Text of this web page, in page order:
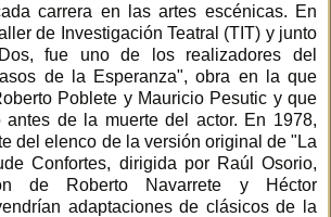
carrera en las artes escénicas. En
de Investigación Teatral (TIT) y junto
fue uno de los realizadores del
de la Esperanza", obra en la que
Poblete y Mauricio Pesutic y que
de la muerte del actor. En 1978,
del elenco de la versión original de "La
Confortes, dirigida por Raúl Osorio,
de Roberto Navarrete y Héctor
adaptaciones de clásicos de la